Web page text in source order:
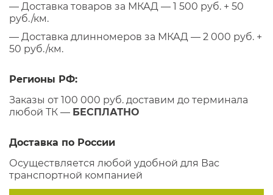
— Доставка товаров за МКАД — 1 500 руб. + 50
руб./км.
— Доставка длинномеров за МКАД — 2 000 руб. +
50 руб./км.
Регионы РФ:
Заказы от 100 000 руб. доставим до терминала
любой ТК — БЕСПЛАТНО
Доставка по России
Осуществляется любой удобной для Вас
транспортной компанией